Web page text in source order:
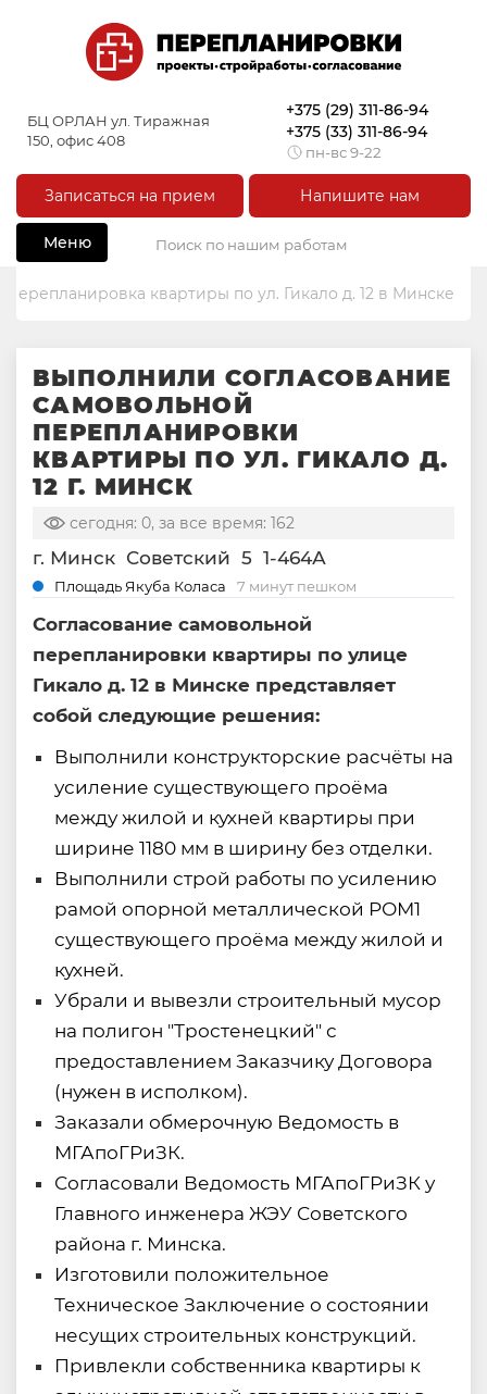
БЦ ОРЛАН ул. Тиражная
150, офис 408
+375 (29) 311-86-94
+375 (33) 311-86-94
пн-вс 9-22
Записаться на прием Напишите нам
Меню
Перепланировка квартиры по ул. Гикало д. 12 в Минске
ВЫПОЛНИЛИ СОГЛАСОВАНИЕ
САМОВОЛЬНОЙ
ПЕРЕПЛАНИРОВКИ
КВАРТИРЫ ПО УЛ. ГИКАЛО Д.
12 Г. МИНСК
сегодня: 0, за все время: 162
г. Минск Советский 5 1-464А
Площадь Якуба Коласа 7 минут пешком
Согласование самовольной
перепланировки квартиры по улице
Гикало д. 12 в Минске представляет
собой следующие решения:
Выполнили конструкторские расчёты на
усиление существующего проёма
между жилой и кухней квартиры при
ширине 1180 мм в ширину без отделки.
Выполнили строй работы по усилению
рамой опорной металлической РОМ1
существующего проёма между жилой и
кухней.
Убрали и вывезли строительный мусор
на полигон "Тростенецкий" с
предоставлением Заказчику Договора
(нужен в исполком).
Заказали обмерочную Ведомость в
МГАпоГРиЗК.
Согласовали Ведомость МГАпоГРиЗК у
Главного инженера ЖЭУ Советского
района г. Минска.
Изготовили положительное
Техническое Заключение о состоянии
несущих строительных конструкций.
Привлекли собственника квартиры к